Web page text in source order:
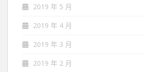
2019 年 5 月
2019 年 4 月
2019 年 3 月
2019 年 2 月